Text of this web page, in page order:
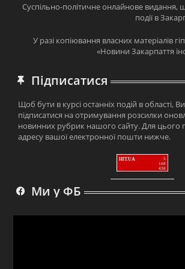
Суспільно-політичне онлайнове видання,
події в
У разі копіювання власних матеріалів
«Новини Закарпаття
Підписатися
Щоб бути в курсі останніх подій в області,
підписатися на отримування розсилки
новинних рубрик нашого сайту. Для цього
адресу вашої електронної пошти нижче.
HIT.UA
5
168
438
Ми у ФБ